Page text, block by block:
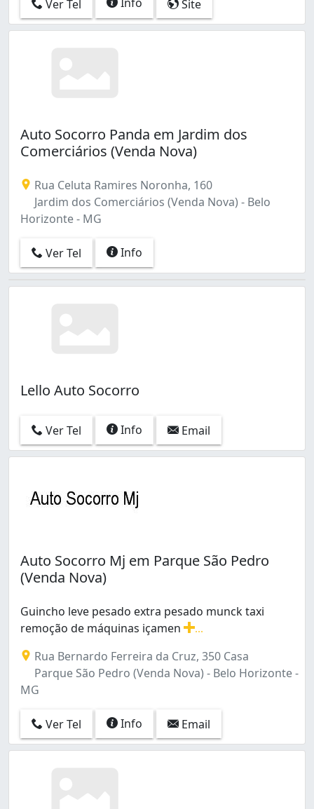
Ver Tel Info Site
Auto Socorro Panda em Jardim dos
Comerciários (Venda Nova)
Rua Celuta Ramires Noronha, 160
Jardim dos Comerciários (Venda Nova) - Belo
Horizonte - MG
Ver Tel Info
Lello Auto Socorro
Ver Tel Info Email
Auto Socorro Mj em Parque São Pedro
(Venda Nova)
Guincho leve pesado extra pesado munck taxi
remoção de máquinas içamen
Rua Bernardo Ferreira da Cruz, 350 Casa
Parque São Pedro (Venda Nova) - Belo Horizonte -
MG
Ver Tel Info Email